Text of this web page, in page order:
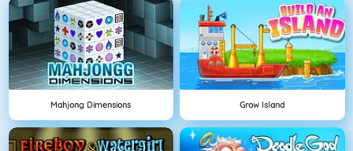
Mahjong Dimensions Grow Island